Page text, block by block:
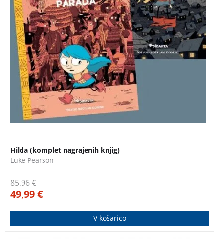
Hilda (komplet nagrajenih knjig)
Luke Pearson
85,96€
49,99€
V košarico